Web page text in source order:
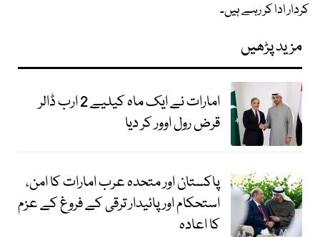
کردار ادا کر رہے ہیں۔
مزید پڑھیں
امارات نے ایک ماہ کیلیے 2 ارب ڈالر
قرض رول اوور کر دیا
پاکستان اور متحدہ عرب امارات کا امن،
استحکام اور پائیدار ترقی کے فروغ کے عزم
کا اعادہ